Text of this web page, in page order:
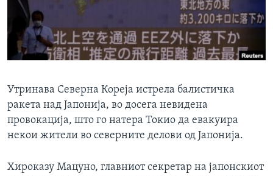
ИНТЕРВЈУА
Јазици
Утринава Северна Кореја истрела балистичка
ракета над Јапонија, во досега невидена
провокација, што го натера Токио да евакуира
некои жители во северните делови од Јапонија.
Хироказу Мацуно, главниот секретар на јапонскиот